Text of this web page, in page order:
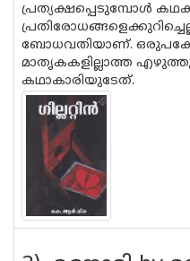
പ്രത്യക്ഷപ്പെടുമ്പോള്‍
ബോധവതിയാണ്‌.
മാതൃകകളില്ലാത്ത
കഥാകാരിയുടേത്‌.